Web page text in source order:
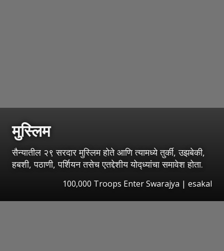
मुस्लिम
सैन्यातील २९ सरदार मुस्लिम होते आणि त्यामध्ये तुर्की, उझबेकी,
हबशी, पठाणी, पर्शियन तसेच एतद्देशीय योद्ध्यांचा समावेश होता.
100,000 Troops Enter Swarajya | esakal